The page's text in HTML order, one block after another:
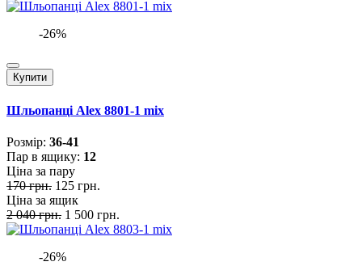
-26%
Купити
Шльопанці Alex 8801-1 mix
Розмiр: 36-41
Пар в ящику: 12
Ціна за пару
170 грн. 125 грн.
Ціна за ящик
2 040 грн. 1 500 грн.
-26%